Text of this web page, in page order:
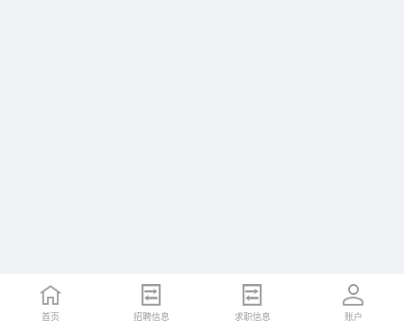
首页 招聘信息 求职信息 账户